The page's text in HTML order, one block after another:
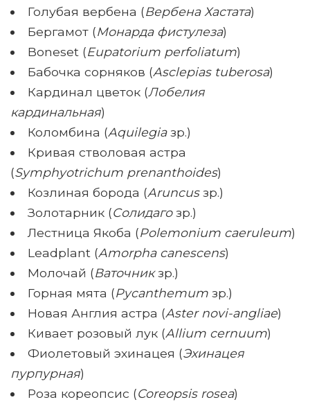
Голубая вербена (Вербена Хастата)
Бергамот (Монарда фистулеза)
Boneset (Eupatorium perfoliatum)
Бабочка сорняков (Asclepias tuberosa)
Кардинал цветок (Лобелия
кардинальная)
Коломбина (Aquilegiaзр.)
Кривая стволовая астра
(Symphyotrichum prenanthoides)
Козлиная борода (Aruncusзр.)
Золотарник (Солидагозр.)
Лестница Якоба (Polemonium caeruleum)
Leadplant (Amorpha canescens)
Молочай (Ваточникзр.)
Горная мята (Pycanthemumзр.)
Новая Англия астра (Aster novi-angliae)
Кивает розовый лук (Allium cernuum)
Фиолетовый эхинацея (Эхинацея
пурпурная)
Роза кореопсис (Coreopsis rosea)